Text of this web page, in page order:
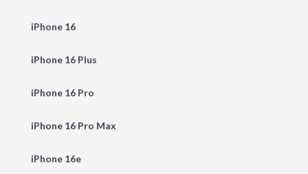
iPhone 16
iPhone 16 Plus
iPhone 16 Pro
iPhone 16 Pro Max
iPhone 16e